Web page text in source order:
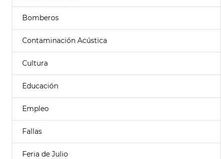
Bomberos
Contaminación Acústica
Cultura
Educación
Empleo
Fallas
Feria de Julio